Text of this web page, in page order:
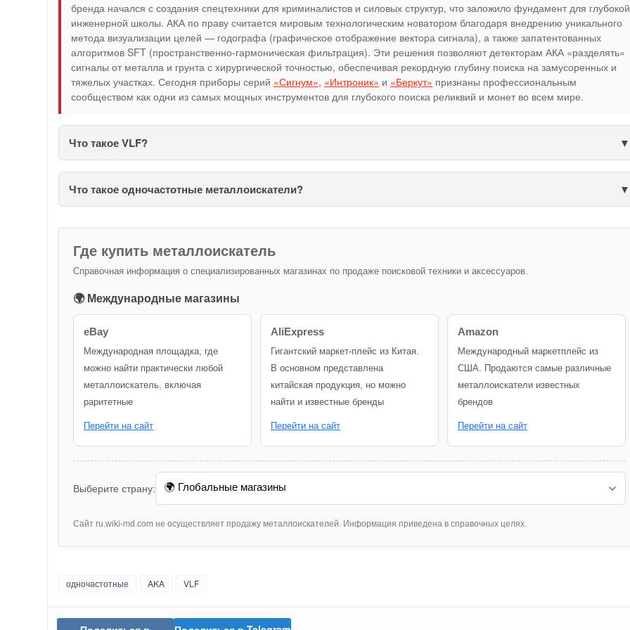
бренда начался с создания спецтехники для криминалистов и силовых структур, что заложило фундамент для глубокой
инженерной школы. АКА по праву считается мировым технологическим новатором благодаря внедрению уникального
метода визуализации целей — годографа (графическое отображение вектора сигнала), а также запатентованных
алгоритмов SFT (пространственно-гармоническая фильтрация). Эти решения позволяют детекторам АКА «разделять»
сигналы от металла и грунта с хирургической точностью, обеспечивая рекордную глубину поиска на замусоренных и
тяжелых участках. Сегодня приборы серий «Сигнум», «Интроник» и «Беркут» признаны профессиональным
сообществом как одни из самых мощных инструментов для глубокого поиска реликвий и монет во всем мире.
Что такое VLF?
Что такое одночастотные металлоискатели?
Где купить металлоискатель
Справочная информация о специализированных магазинах по продаже поисковой техники и аксессуаров.
🌍 Международные магазины
eBay
Международная площадка, где
можно найти практически любой
металлоискатель, включая
раритетные
Перейти на сайт
AliExpress
Гигантский маркет-плейс из Китая.
В основном представлена
китайская продукция, но можно
найти и известные бренды
Перейти на сайт
Amazon
Международный маркетплейс из
США. Продаются самые различные
металлоискатели известных
брендов
Перейти на сайт
Выберите страну:
Сайт ru.wiki-md.com не осуществляет продажу металлоискателей. Информация приведена в справочных целях.
одночастотные AKA VLF